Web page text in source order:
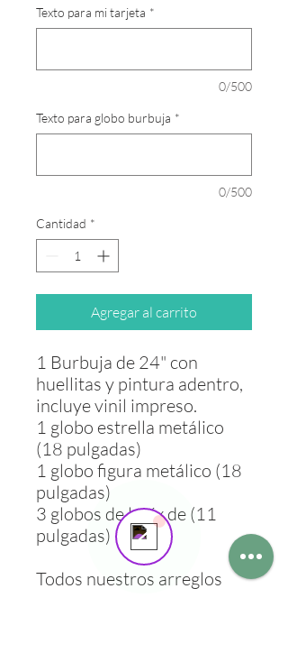
Texto para mi tarjeta *
0/500
Texto para globo burbuja *
0/500
Cantidad *
Agregar al carrito
1 Burbuja de 24" con
huellitas y pintura adentro,
incluye vinil impreso.
1 globo estrella metálico
(18 pulgadas)
1 globo figura metálico (18
pulgadas)
3 globos de latéx de (11
pulgadas)
Todos nuestros arreglos
expired.
The trial's over, but the show must go
masterpiece in the spotlight.
Send us a message
Online
💬 Start a conversation...